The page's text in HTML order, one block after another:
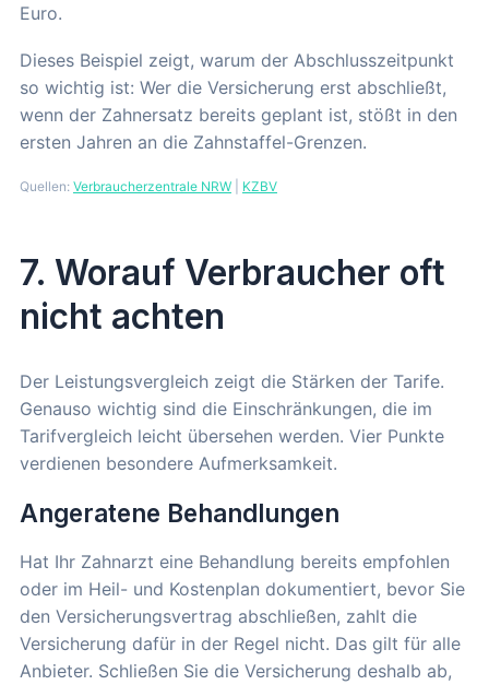
Euro.
Dieses Beispiel zeigt, warum der Abschlusszeitpunkt
so wichtig ist: Wer die Versicherung erst abschließt,
wenn der Zahnersatz bereits geplant ist, stößt in den
ersten Jahren an die Zahnstaffel-Grenzen.
Quellen: Verbraucherzentrale NRW KZBV
7. Worauf Verbraucher oft
nicht achten
Der Leistungsvergleich zeigt die Stärken der Tarife.
Genauso wichtig sind die Einschränkungen, die im
Tarifvergleich leicht übersehen werden. Vier Punkte
verdienen besondere Aufmerksamkeit.
Angeratene Behandlungen
Hat Ihr Zahnarzt eine Behandlung bereits empfohlen
oder im Heil- und Kostenplan dokumentiert, bevor Sie
den Versicherungsvertrag abschließen, zahlt die
Versicherung dafür in der Regel nicht. Das gilt für alle
Anbieter. Schließen Sie die Versicherung deshalb ab,